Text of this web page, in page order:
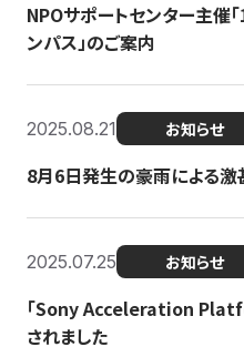
NPOサポートセンター主催
ンパス」のご案内
2025.08.21 お知らせ
8月6日発生の豪雨による
2025.07.25 お知らせ
「Sony Acceleration
されました